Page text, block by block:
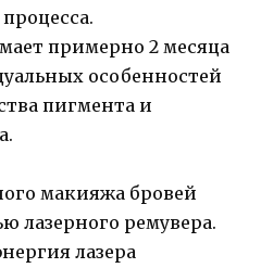
примерно 2 месяца
особенностей
пигмента и
макияжа бровей
лазерного ремувера.
лазера